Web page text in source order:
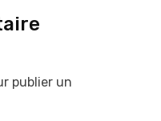
publier un